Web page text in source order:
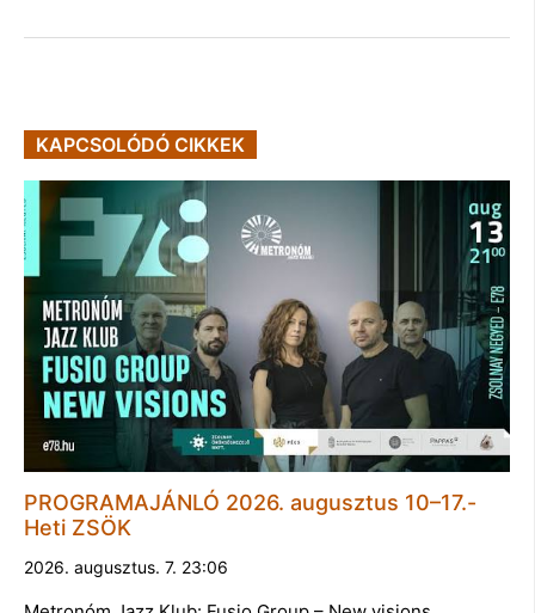
KAPCSOLÓDÓ CIKKEK
PROGRAMAJÁNLÓ 2026. augusztus 10–17.-
Heti ZSÖK
2026. augusztus. 7. 23:06